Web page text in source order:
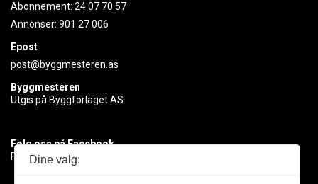
Abonnement: 24 07 70 57
Annonser: 901 27 006
Epost
post@byggmesteren.as
Byggmesteren
Utgis på Byggforlaget AS.
Følg oss på Facebook
Få med deg det siste innen byggebransjen
Dine valg: